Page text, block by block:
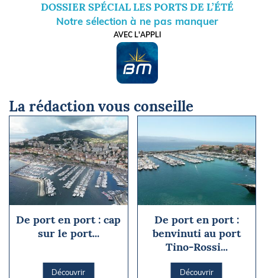
DOSSIER SPÉCIAL LES PORTS DE L’ÉTÉ
Notre sélection à ne pas manquer
AVEC L'APPLI
La rédaction vous conseille
De port en port : cap
sur le port...
Découvrir
De port en port :
benvinuti au port
Tino-Rossi...
Découvrir